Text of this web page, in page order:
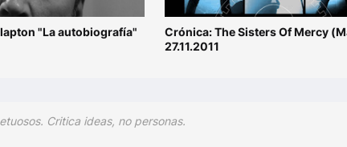
"La autobiografía"
Crónica: The Sisters Of Mercy
27.11.2011
Critica ideas, no personas.